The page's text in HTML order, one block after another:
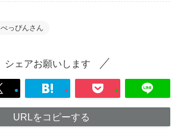
べっぴんさん
シェアお願いします
URLをコピーする